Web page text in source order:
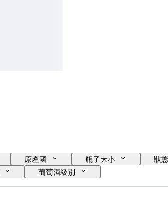
原產國 瓶子大小 狀態
葡萄酒級別